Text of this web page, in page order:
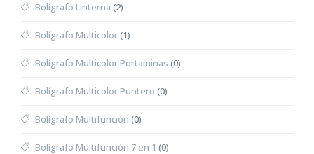
Bolígrafo Linterna (2)
Bolígrafo Multicolor(1)
Bolígrafo Multicolor Portaminas (0)
Bolígrafo Multicolor Puntero (0)
Bolígrafo Multifunción (0)
Bolígrafo Multifunción 7 en 1 (0)